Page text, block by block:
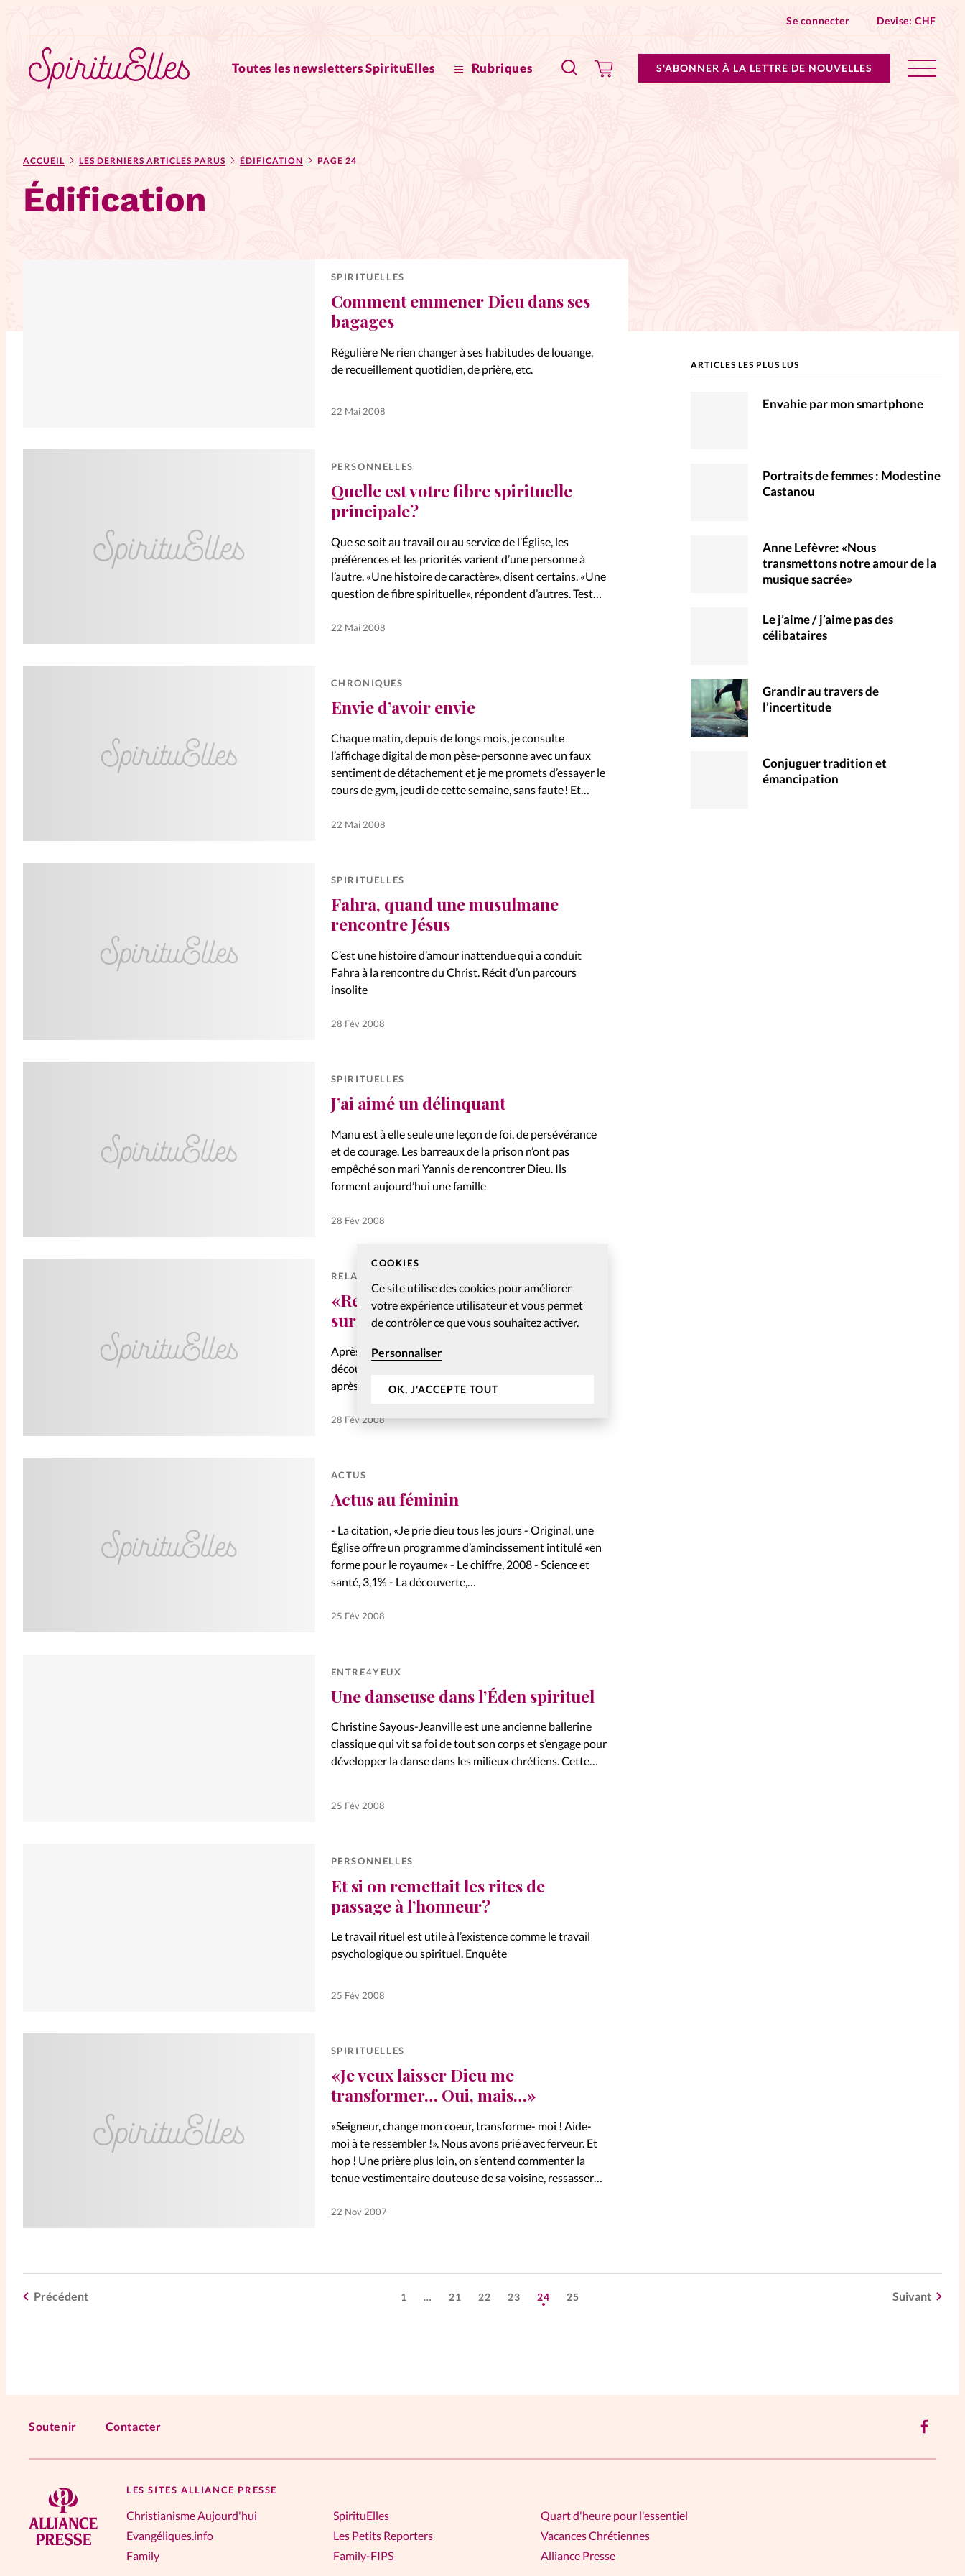
COOKIES
Ce site utilise des cookies pour améliorer
votre expérience utilisateur et vous permet
de contrôler ce que vous souhaitez activer.
Personnaliser
OK, J'ACCEPTE TOUT
Toutes les newsletters SpirituElles Rubriques
Se connecter Devise:CHF
S'ABONNER À LA LETTRE DE NOUVELLES
Tous les articles
Actus au féminin
Edito
Entre4yeux
La Bible au féminin
Vive la famille
La Pause SpirituElles - toutes les éditions
À propos
ACCUEIL LES DERNIERS ARTICLES PARUS ÉDIFICATION PAGE 24
Édification
SPIRITUELLES
Comment emmener Dieu dans ses
bagages
Régulière Ne rien changer à ses habitudes de louange,
de recueillement quotidien, de prière, etc.
22 Mai 2008
PERSONNELLES
Quelle est votre fibre spirituelle
principale?
Que se soit au travail ou au service de l’Église, les
préférences et les priorités varient d’une personne à
l’autre. «Une histoire de caractère», disent certains. «Une
question de fibre spirituelle», répondent d’autres. Test
22 Mai 2008
CHRONIQUES
Envie d’avoir envie
Chaque matin, depuis de longs mois, je consulte
l’affichage digital de mon pèse-personne avec un faux
sentiment de détachement et je me promets d’essayer le
cours de gym, jeudi de cette semaine, sans faute ! Et…
22 Mai 2008
SPIRITUELLES
Fahra, quand une musulmane
rencontre Jésus
C’est une histoire d’amour inattendue qui a conduit
Fahra à la rencontre du Christ. Récit d’un parcours
insolite
28 Fév 2008
SPIRITUELLES
J’ai aimé un délinquant
Manu est à elle seule une leçon de foi, de persévérance
et de courage. Les barreaux de la prison n’ont pas
empêché son mari Yannis de rencontrer Dieu. Ils
forment aujourd’hui une famille
28 Fév 2008
RELATIONNELLES
«Revivre», un cours pour
surmonter son divorce
Après les cours Alpha d’initiation à la foi chrétienne,
découvrez les cours «Revivre» pour se reconstruire
après une séparation
28 Fév 2008
ACTUS
Actus au féminin
- La citation, «Je prie dieu tous les jours - Original, une
Église offre un programme d’amincissement intitulé «en
forme pour le royaume» - Le chiffre, 2008 - Science et
santé, 3,1% - La découverte,…
25 Fév 2008
ENTRE4YEUX
Une danseuse dans l’Éden spirituel
Christine Sayous-Jeanville est une ancienne ballerine
classique qui vit sa foi de tout son corps et s’engage pour
développer la danse dans les milieux chrétiens. Cette
25 Fév 2008
PERSONNELLES
Et si on remettait les rites de
passage à l’honneur?
Le travail rituel est utile à l’existence comme le travail
psychologique ou spirituel. Enquête
25 Fév 2008
SPIRITUELLES
«Je veux laisser Dieu me
transformer… Oui, mais…»
«Seigneur, change mon coeur, transforme- moi ! Aide-
moi à te ressembler !». Nous avons prié avec ferveur. Et
hop ! Une prière plus loin, on s’entend commenter la
tenue vestimentaire douteuse de sa voisine, ressasser…
22 Nov 2007
Précédent 1 … 21 22 23 24 25 Suivant
ARTICLES LES PLUS LUS
Envahie par mon smartphone
Portraits de femmes : Modestine
Castanou
Anne Lefèvre: «Nous
transmettons notre amour de la
musique sacrée»
Le j’aime / j’aime pas des
célibataires
Grandir au travers de
l’incertitude
Conjuguer tradition et
émancipation
Soutenir Contacter
LES SITES ALLIANCE PRESSE
Christianisme Aujourd'hui
Evangéliques.info
Family
SpirituElles
Les Petits Reporters
Family-FIPS
Quart d'heure pour l'essentiel
Vacances Chrétiennes
Alliance Presse